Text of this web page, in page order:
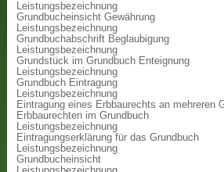
Leistungsbezeichnung
Grundbucheinsicht Gewährung
Leistungsbezeichnung
Grundbuchabschrift Beglaubigung
Leistungsbezeichnung
Grundstück im Grundbuch Enteignung
Leistungsbezeichnung
Grundbuch Eintragung
Leistungsbezeichnung
Eintragung eines Erbbaurechts an mehreren
Erbbaurechten im Grundbuch
Leistungsbezeichnung
Eintragungserklärung für das Grundbuch
Leistungsbezeichnung
Grundbucheinsicht